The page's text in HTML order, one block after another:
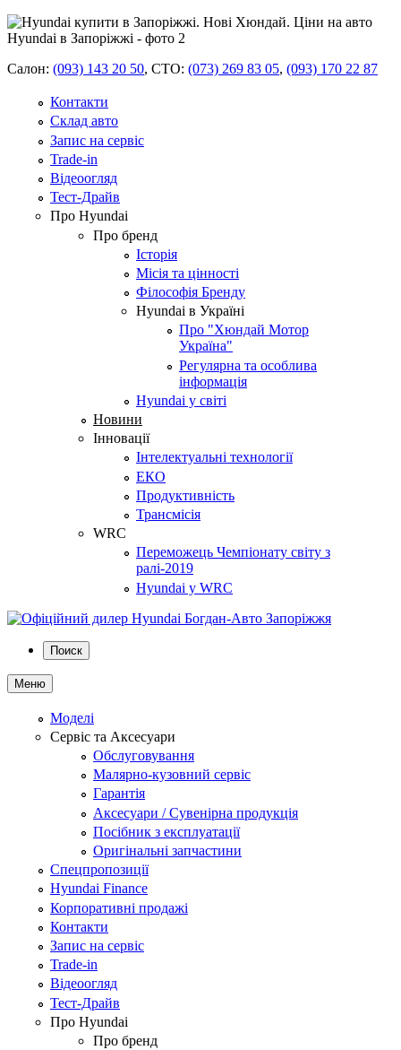
Салон: (093) 143 20 50, СТО: (073) 269 83 05, (093) 170 22 87
Контакти
Склад авто
Запис на сервіс
Trade-in
Відеоогляд
Тест-Драйв
Про Hyundai
Про бренд
Історія
Місія та цінності
Філософія Бренду
Hyundai в Україні
Про "Хюндай Мотор
Україна"
Регулярна та особлива
інформація
Hyundai у світі
Новини
Інновації
Інтелектуальні технології
ЕКО
Продуктивність
Трансмісія
WRC
Переможець Чемпіонату світу з
ралі-2019
Hyundai у WRC
Поиск
Меню
Моделі
Сервіс та Аксесуари
Обслуговування
Малярно-кузовний сервіс
Гарантія
Аксесуари / Сувенірна продукція
Посібник з експлуатації
Оригінальні запчастини
Спецпропозиції
Hyundai Finance
Корпоративні продажі
Контакти
Запис на сервіс
Trade-in
Відеоогляд
Тест-Драйв
Про Hyundai
Про бренд